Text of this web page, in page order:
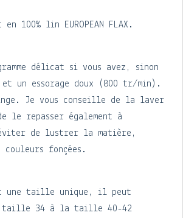
100% lin EUROPEAN FLAX.
délicat si vous avez, sinon
et un essorage doux (800 tr/min).
Je vous conseille de la laver
le repasser également à
de lustrer la matière,
fonçées.
une taille unique, il peut
taille 34 à la taille 40-42